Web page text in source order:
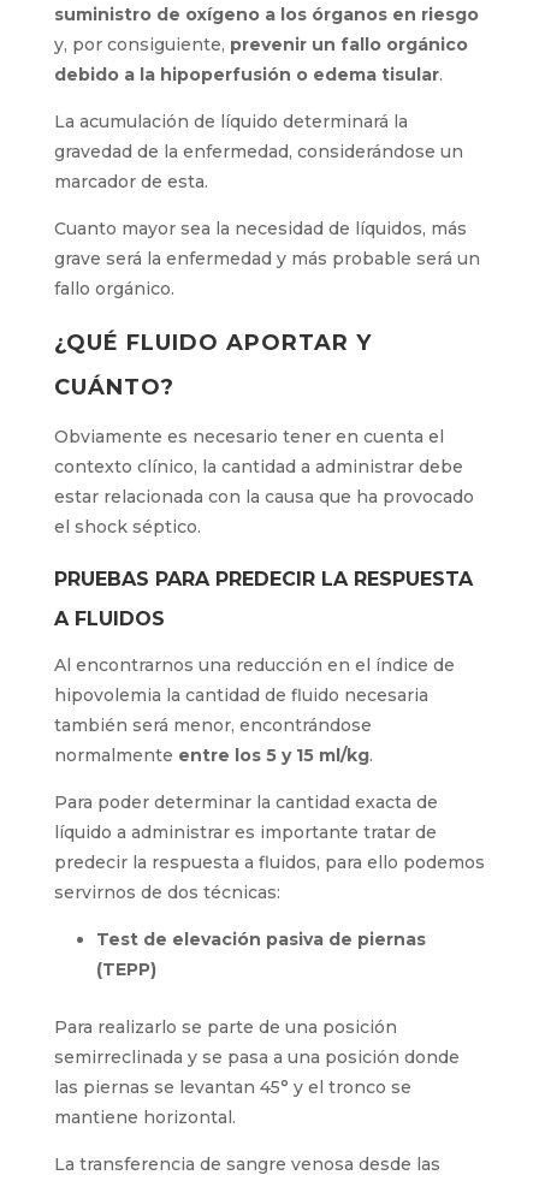
suministro de oxígeno a los órganos en riesgo
y, por consiguiente, prevenir un fallo orgánico
debido a la hipoperfusión o edema tisular.
La acumulación de líquido determinará la
gravedad de la enfermedad, considerándose un
marcador de esta.
Cuanto mayor sea la necesidad de líquidos, más
grave será la enfermedad y más probable será un
fallo orgánico.
¿QUÉ FLUIDO APORTAR Y
CUÁNTO?
Obviamente es necesario tener en cuenta el
contexto clínico, la cantidad a administrar debe
estar relacionada con la causa que ha provocado
el shock séptico.
PRUEBAS PARA PREDECIR LA RESPUESTA
A FLUIDOS
Al encontrarnos una reducción en el índice de
hipovolemia la cantidad de fluido necesaria
también será menor, encontrándose
normalmente entre los 5 y 15 ml/kg.
Para poder determinar la cantidad exacta de
líquido a administrar es importante tratar de
predecir la respuesta a fluidos, para ello podemos
servirnos de dos técnicas:
Test de elevación pasiva de piernas
(TEPP)
Para realizarlo se parte de una posición
semirreclinada y se pasa a una posición donde
las piernas se levantan 45° y el tronco se
mantiene horizontal.
La transferencia de sangre venosa desde las